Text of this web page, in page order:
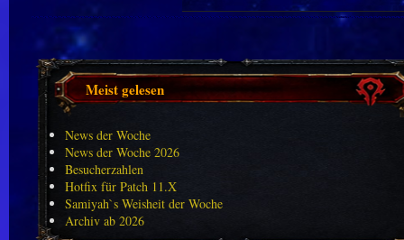
Meist gelesen
News der Woche
News der Woche 2026
Besucherzahlen
Hotfix für Patch 11.X
Samiyah`s Weisheit der Woche
Archiv ab 2026